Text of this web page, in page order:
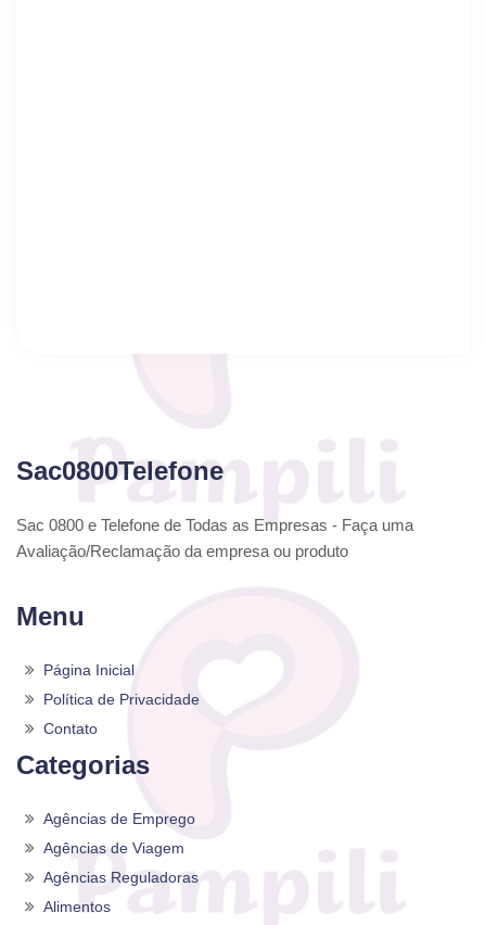
Sac0800Telefone
Sac 0800 e Telefone de Todas as Empresas - Faça uma
Avaliação/Reclamação da empresa ou produto
Menu
Página Inicial
Política de Privacidade
Contato
Categorias
Agências de Emprego
Agências de Viagem
Agências Reguladoras
Alimentos